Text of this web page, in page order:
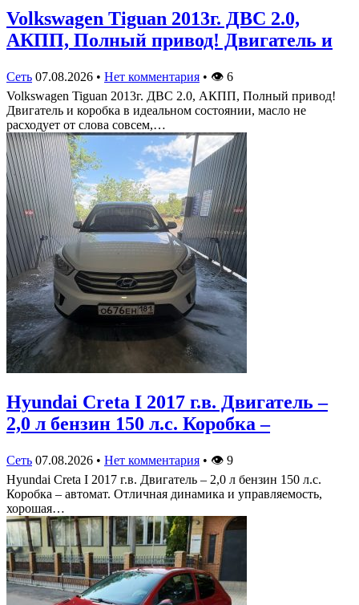
Volkswagen Tiguan 2013г. ДВС 2.0,
АКПП, Полный привод! Двигатель и
Сеть 07.08.2026 • Нет комментария • 👁 6
Volkswagen Tiguan 2013г. ДВС 2.0, АКПП, Полный привод!
Двигатель и коробка в идеальном состоянии, масло не
расходует от слова совсем,…
Hyundai Creta I 2017 г.в. Двигатель –
2,0 л бензин 150 л.с. Коробка –
Сеть 07.08.2026 • Нет комментария • 👁 9
Hyundai Creta I 2017 г.в. Двигатель – 2,0 л бензин 150 л.с.
Коробка – автомат. Отличная динамика и управляемость,
хорошая…